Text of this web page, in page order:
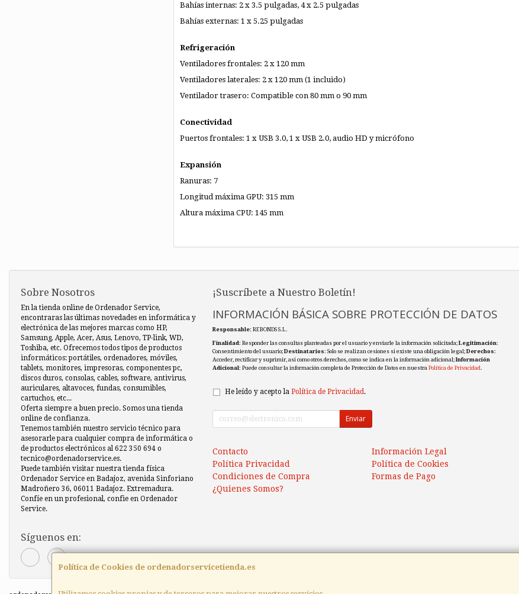
Bahías internas: 2 x 3.5 pulgadas, 4 x 2.5 pulgadas
Bahías externas: 1 x 5.25 pulgadas
Refrigeración
Ventiladores frontales: 2 x 120 mm
Ventiladores laterales: 2 x 120 mm (1 incluido)
Ventilador trasero: Compatible con 80 mm o 90 mm
Conectividad
Puertos frontales: 1 x USB 3.0, 1 x USB 2.0, audio HD y micrófono
Expansión
Ranuras: 7
Longitud máxima GPU: 315 mm
Altura máxima CPU: 145 mm
Política de Cookies de ordenadorservicetienda.es
Sobre Nosotros
En la tienda online de Ordenador Service,
encontraras las últimas novedades en informática y
electrónica de las mejores marcas como HP,
Samsung, Apple, Acer, Asus, Lenovo, TP-link, WD,
Toshiba, etc. Ofrecemos todos tipos de productos
informáticos: portátiles, ordenadores, móviles,
tablets, monitores, impresoras, componentes pc,
discos duros, consolas, cables, software, antivirus,
auriculares, altavoces, fundas, consumibles,
cartuchos, etc...
Oferta siempre a buen precio. Somos una tienda
online de confianza.
Tenemos también nuestro servicio técnico para
asesorarle para cualquier compra de informática o
de productos electrónicos al 622 350 694 o
tecnico@ordenadorservice.es.
Puede también visitar nuestra tienda física
Ordenador Service en Badajoz, avenida Sinforiano
Madroñero 36, 06011 Badajoz. Extremadura.
Confíe en un profesional, confie en Ordenador
Service.
Síguenos en:
¡Suscríbete a Nuestro Boletín!
INFORMACIÓN BÁSICA SOBRE PROTECCIÓN DE DATOS
Responsable: REBONDS S.L.
Finalidad: Responder las consultas planteadas por el usuario y enviarle la información solicitada;Legitimación:
Consentimiento del usuario;Destinatarios: Solo se realizan cesiones si existe una obligación legal;Derechos:
Acceder, rectificar y suprimir, así como otros derechos, como se indica en la información adicional;Información
Adicional: Puede consultar la información completa de Protección de Datos en nuestraPolítica de Privacidad.
He leído y acepto la Política de Privacidad.
Enviar
Contacto
Información Legal
Política Privacidad
Política de Cookies
Condiciones de Compra
Formas de Pago
¿Quienes Somos?